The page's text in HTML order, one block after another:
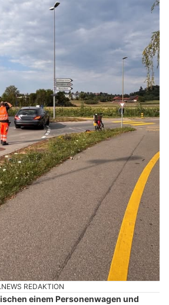
REDAKTION
einem Personenwagen und